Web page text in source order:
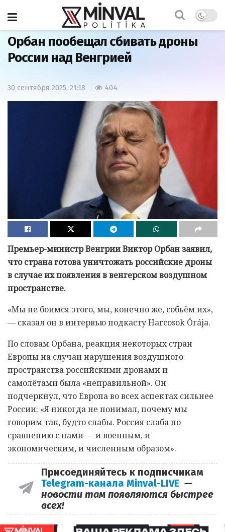
Главная
Орбан пообещал сбивать дроны
России над Венгрией
30 сентября 2025, 21:18 404
Премьер-министр Венгрии Виктор Орбан заявил,
что страна готова уничтожать российские дроны
в случае их появления в венгерском воздушном
пространстве.
«Мы не боимся этого, мы, конечно же, собьём их»,
— сказал он в интервью подкасту Harcosok Órája.
По словам Орбана, реакция некоторых стран
Европы на случаи нарушения воздушного
пространства российскими дронами и
самолётами была «неправильной». Он
подчеркнул, что Европа во всех аспектах сильнее
России: «Я никогда не понимал, почему мы
говорим так, будто слабы. Россия слаба по
сравнению с нами — и военным, и
экономическим, и численным образом».
Присоединяйтесь к подписчикам
Telegram-канала Minval-LIVE —
новости там появляются быстрее
всех!